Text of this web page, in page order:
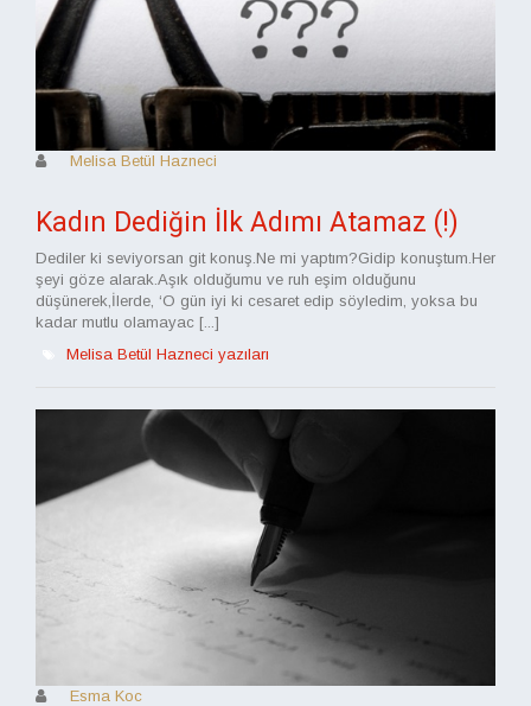
Melisa Betül Hazneci
Kadın Dediğin İlk Adımı Atamaz (!)
Dediler ki seviyorsan git konuş.Ne mi yaptım?Gidip konuştum.Her
şeyi göze alarak.Aşık olduğumu ve ruh eşim olduğunu
düşünerek,İlerde, ‘O gün iyi ki cesaret edip söyledim, yoksa bu
kadar mutlu olamayac [...]
Melisa Betül Hazneci yazıları
Esma Koc